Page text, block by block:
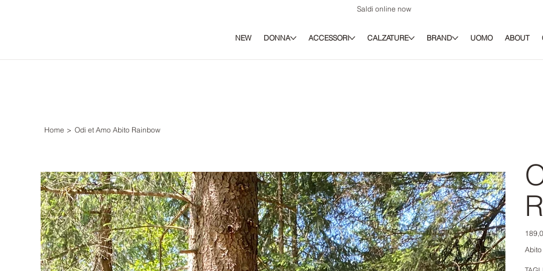
Saldi online now
NEW DONNA ACCESSORI CALZATURE BRAND UOMO ABOUT
Home > Odi et Amo Abito Rainbow
Prezzo